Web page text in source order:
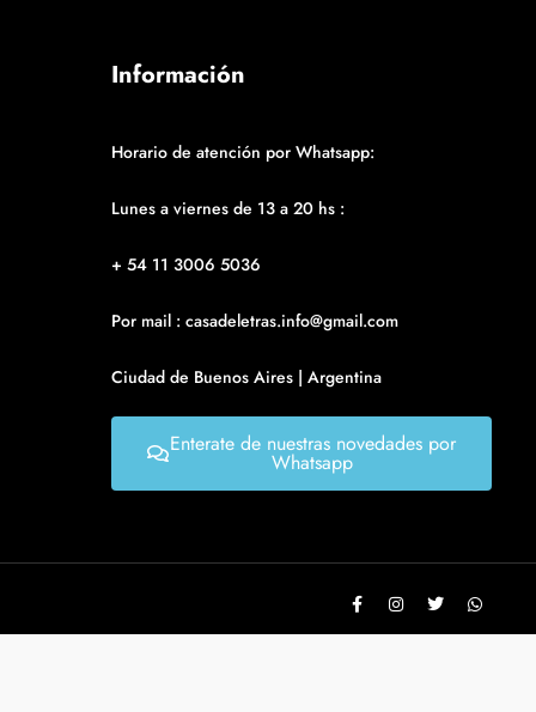
Información
Horario de atención por Whatsapp:
Lunes a viernes de 13 a 20 hs :
+ 54 11 3006 5036
Por mail : casadeletras.info@gmail.com
Ciudad de Buenos Aires | Argentina
Enterate de nuestras novedades por
Whatsapp